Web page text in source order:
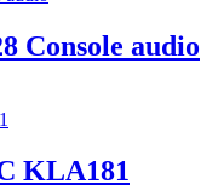
Console audio
KLA181